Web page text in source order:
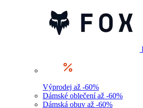
Výprodej až -60%
Dámské oblečení až -60%
Dámská obuv až -60%